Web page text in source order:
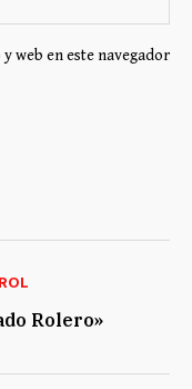
web en este navegador
ROL
Rolero»